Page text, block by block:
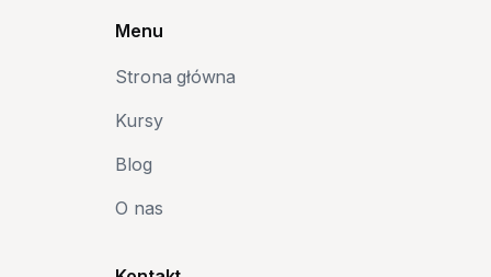
Menu
Strona główna
Kursy
Blog
O nas